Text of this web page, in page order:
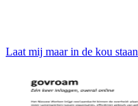
Laat mij maar in de kou staan